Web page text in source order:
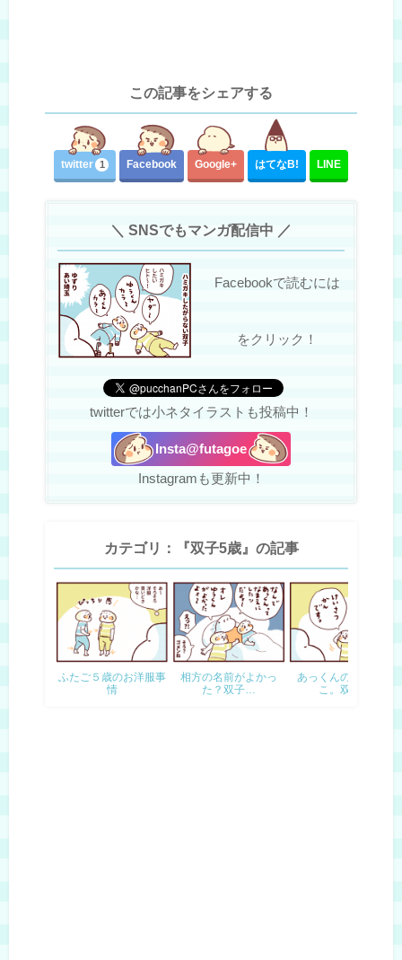
この記事をシェアする
twitter 1 Facebook Google+ はてなB! LINE
＼ SNSでもマンガ配信中 ／
Facebookで読むには
をクリック！
twitterでは小ネタイラストも投稿中！
Insta@futagoe
Instagramも更新中！
カテゴリ：『双子5歳』の記事
ふたご５歳のお洋服事
情
相方の名前がよかっ
た？双子…
あっくんの警察ごっ
こ。双子…